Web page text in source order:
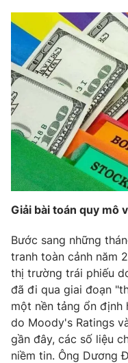
Câu chuyện quốc tế
Thị trường
Góc doanh nghiệp
Dữ liệu và đời sống
Truyền hình
Phim VTV
Hậu trường
Nhân vật
Khán giả
Giải sao mai
Giải trí
Điện ảnh
Âm nhạc
Sao
Đời sống
Du lịch
Làm đẹp
Chất lượng cuộc sống
Giáo dục
Tuyển sinh
Học trực tuyến
Công nghệ
Hitech Công nghệ
Sản phẩm
Thị trường
Tư vấn
Giao lưu trực tuyến
Lịch phát sóng
Chuyên mục khác
Giải bài toán quy mô
Bước sang những
tranh toàn cảnh năm
thị trường trái phiếu
đã đi qua giai đoạn
một nền tảng ổn định
do Moody's Ratings
gần đây, các số liệu
niềm tin. Ông Dương